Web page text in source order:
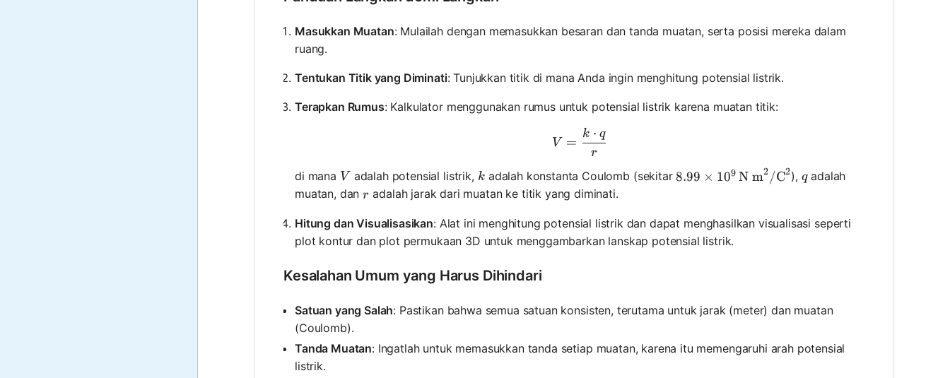
Masukkan Muatan: Mulailah dengan memasukkan besaran dan tanda muatan, serta posisi mereka dalam
ruang.
Tentukan Titik yang Diminati: Tunjukkan titik di mana Anda ingin menghitung potensial listrik.
Terapkan Rumus: Kalkulator menggunakan rumus untuk potensial listrik karena muatan titik:
V = \frac{k \cdot q}{r}
V =
r
k ⋅ q
di mana V
V adalah potensial listrik, k
k adalah konstanta Coulomb (sekitar8.99 \times 10^9 \, \text{N m}^2/\text{C}^2
8.99 × 109 N m2 /C2), q
qadalah
muatan, danr
r adalah jarak dari muatan ke titik yang diminati.
Hitung dan Visualisasikan: Alat ini menghitung potensial listrik dan dapat menghasilkan visualisasi seperti
plot kontur dan plot permukaan 3D untuk menggambarkan lanskap potensial listrik.
Kesalahan Umum yang Harus Dihindari
Satuan yang Salah: Pastikan bahwa semua satuan konsisten, terutama untuk jarak (meter) dan muatan
(Coulomb).
Tanda Muatan: Ingatlah untuk memasukkan tanda setiap muatan, karena itu memengaruhi arah potensial
listrik.